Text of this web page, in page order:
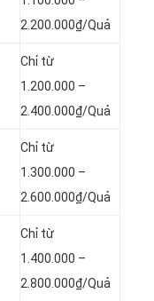
2.200.000₫/Quả
Chỉ từ
1.200.000 –
2.400.000₫/Quả
Chỉ từ
1.300.000 –
2.600.000₫/Quả
Chỉ từ
1.400.000 –
2.800.000₫/Quả